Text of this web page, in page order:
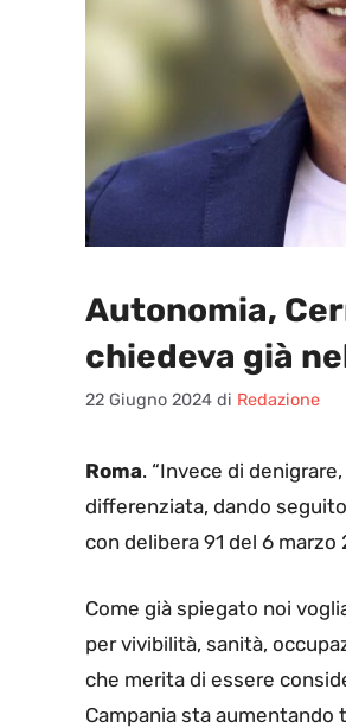
Autonomia,
chiedeva già
22 Giugno 2024 di Redazione
Roma. “Invece di
differenziata, dando
con delibera 91 del 6 marzo
Come già spiegato noi
per vivibilità, sanità,
che merita di essere
Campania sta